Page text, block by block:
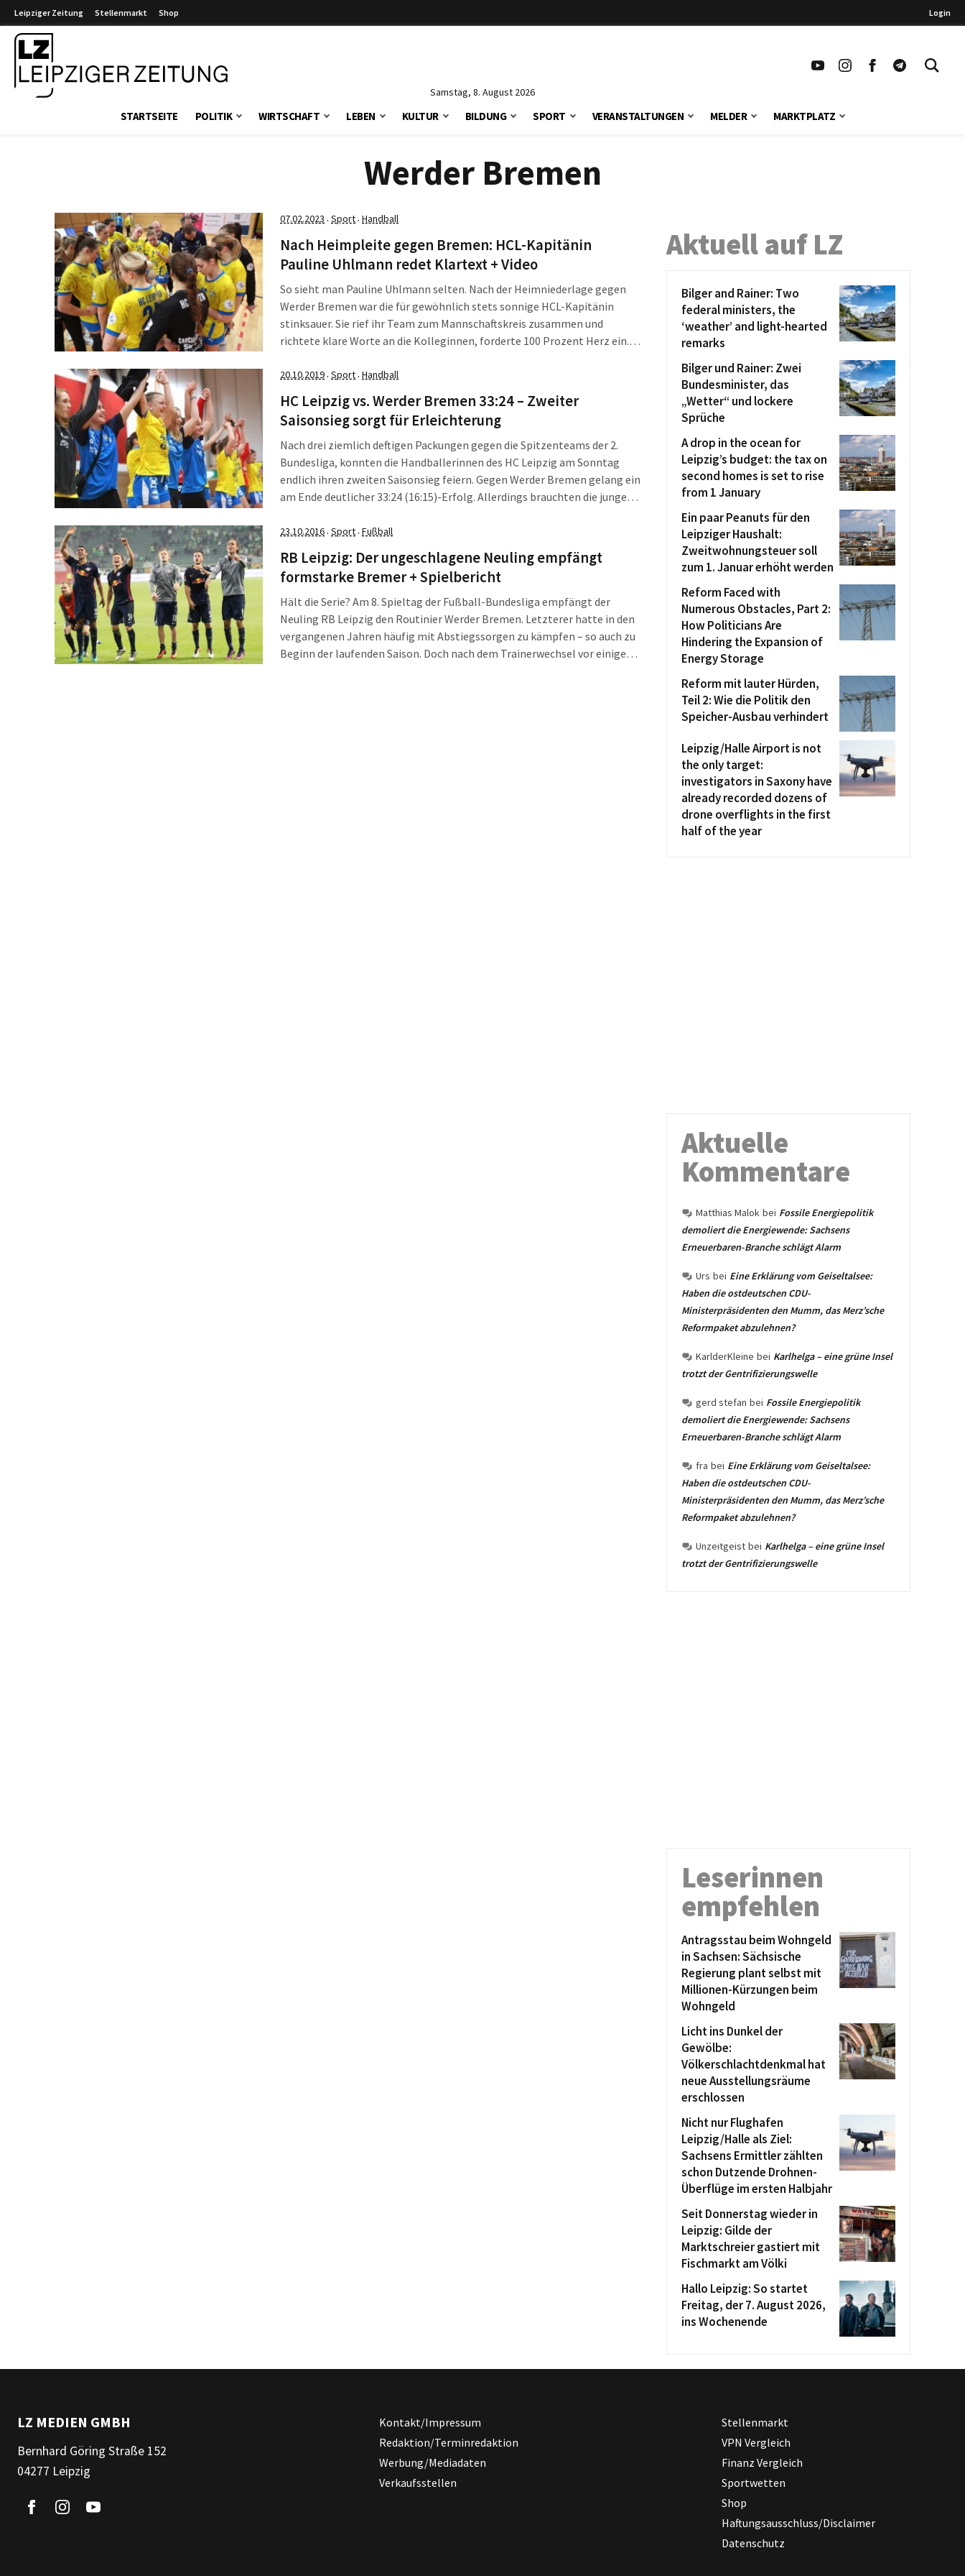
Leipziger Zeitung Stellenmarkt Shop Login
Samstag, 8. August 2026
STARTSEITE POLITIK WIRTSCHAFT LEBEN KULTUR BILDUNG SPORT VERANSTALTUNGEN MELDER MARKTPLATZ
Werder Bremen
07.02.2023 · Sport· Handball
Nach Heimpleite gegen Bremen: HCL-Kapitänin
Pauline Uhlmann redet Klartext + Video
So sieht man Pauline Uhlmann selten. Nach der Heimniederlage gegen
Werder Bremen war die für gewöhnlich stets sonnige HCL-Kapitänin
stinksauer. Sie rief ihr Team zum Mannschaftskreis zusammen und
richtete klare Worte an die Kolleginnen, forderte 100 Prozent Herz ein.
bereits die dritte Partie ohne […]
20.10.2019· Sport· Handball
HC Leipzig vs. Werder Bremen 33:24 – Zweiter
Saisonsieg sorgt für Erleichterung
Nach drei ziemlich deftigen Packungen gegen die Spitzenteams der 2.
Bundesliga, konnten die Handballerinnen des HC Leipzig am Sonntag
endlich ihren zweiten Saisonsieg feiern. Gegen Werder Bremen gelang ein
am Ende deutlicher 33:24 (16:15)-Erfolg. Allerdings brauchten die jungen
23.10.2016· Sport· Fußball
RB Leipzig: Der ungeschlagene Neuling empfängt
formstarke Bremer + Spielbericht
Hält die Serie? Am 8. Spieltag der Fußball-Bundesliga empfängt der
Neuling RB Leipzig den Routinier Werder Bremen. Letzterer hatte in den
vergangenen Jahren häufig mit Abstiegssorgen zu kämpfen – so auch zu
Beginn der laufenden Saison. Doch nach dem Trainerwechsel vor einigen
Aktuell auf LZ
Bilger and Rainer: Two
federal ministers, the
‘weather’ and light-hearted
remarks
Bilger und Rainer: Zwei
Bundesminister, das
„Wetter“ und lockere
Sprüche
A drop in the ocean for
Leipzig’s budget: the tax on
second homes is set to rise
from 1 January
Ein paar Peanuts für den
Leipziger Haushalt:
Zweitwohnungsteuer soll
zum 1. Januar erhöht werden
Reform Faced with
Numerous Obstacles, Part 2:
How Politicians Are
Hindering the Expansion of
Energy Storage
Reform mit lauter Hürden,
Teil 2: Wie die Politik den
Speicher-Ausbau verhindert
Leipzig/Halle Airport is not
the only target:
investigators in Saxony have
already recorded dozens of
drone overflights in the first
half of the year
Aktuelle
Kommentare
Matthias Malok bei Fossile Energiepolitik
demoliert die Energiewende: Sachsens
Erneuerbaren-Branche schlägt Alarm
Urs bei Eine Erklärung vom Geiseltalsee:
Haben die ostdeutschen CDU-
Ministerpräsidenten den Mumm, das Merz’sche
Reformpaket abzulehnen?
KarlderKleine bei Karlhelga – eine grüne Insel
trotzt der Gentrifizierungswelle
gerd stefan bei Fossile Energiepolitik
demoliert die Energiewende: Sachsens
Erneuerbaren-Branche schlägt Alarm
fra bei Eine Erklärung vom Geiseltalsee:
Haben die ostdeutschen CDU-
Ministerpräsidenten den Mumm, das Merz’sche
Reformpaket abzulehnen?
Unzeitgeist bei Karlhelga – eine grüne Insel
trotzt der Gentrifizierungswelle
Leserinnen
empfehlen
Antragsstau beim Wohngeld
in Sachsen: Sächsische
Regierung plant selbst mit
Millionen-Kürzungen beim
Wohngeld
Licht ins Dunkel der
Gewölbe:
Völkerschlachtdenkmal hat
neue Ausstellungsräume
erschlossen
Nicht nur Flughafen
Leipzig/Halle als Ziel:
Sachsens Ermittler zählten
schon Dutzende Drohnen-
Überflüge im ersten Halbjahr
Seit Donnerstag wieder in
Leipzig: Gilde der
Marktschreier gastiert mit
Fischmarkt am Völki
Hallo Leipzig: So startet
Freitag, der 7. August 2026,
ins Wochenende
LZ MEDIEN GMBH
Bernhard Göring Straße 152
04277 Leipzig
Kontakt/Impressum
Redaktion/Terminredaktion
Werbung/Mediadaten
Verkaufsstellen
Stellenmarkt
VPN Vergleich
Finanz Vergleich
Sportwetten
Shop
Haftungsausschluss/Disclaimer
Datenschutz